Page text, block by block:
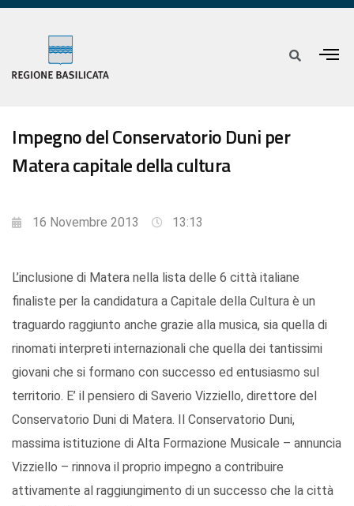
Impegno del Conservatorio Duni per
Matera capitale della cultura
16 Novembre 2013 13:13
L’inclusione di Matera nella lista delle 6 città italiane
finaliste per la candidatura a Capitale della Cultura è un
traguardo raggiunto anche grazie alla musica, sia quella di
rinomati interpreti internazionali che quella dei tantissimi
giovani che si formano con successo ed entusiasmo sul
territorio. E’ il pensiero di Saverio Vizziello, direttore del
Conservatorio Duni di Matera. Il Conservatorio Duni,
massima istituzione di Alta Formazione Musicale – annuncia
Vizziello – rinnova il proprio impegno a contribuire
attivamente al raggiungimento di un successo che la città